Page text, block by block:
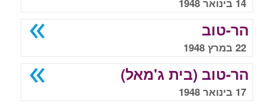
14 בינואר 1948
הר-טוב
22 במרץ 1948
הר-טוב (בית ג'מאל)
17 בינואר 1948